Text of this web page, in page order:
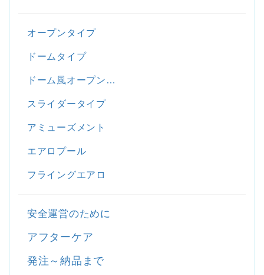
オープンタイプ
ドームタイプ
ドーム風オープン…
スライダータイプ
アミューズメント
エアロプール
フライングエアロ
安全運営のために
アフターケア
発注～納品まで